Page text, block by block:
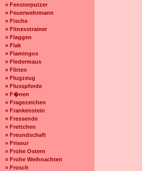
» Fensterputzer
» Feuerwehrmann
» Fische
» Fitnesstrainer
» Flaggen
» Flak
» Flamingos
» Fledermaus
» Flirten
» Flugzeug
» Flusspferde
» F�nen
» Fragezeichen
» Frankenstein
» Fressende
» Frettchen
» Freundschaft
» Friseur
» Frohe Ostern
» Frohe Weihnachten
» Frosch